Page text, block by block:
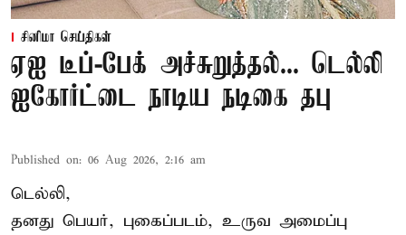
சினிமா செய்திகள்
ஏஐ டீப்-பேக் அச்சுறுத்தல்... டெல்லி
ஐகோர்ட்டை நாடிய நடிகை தபு
Published on: 06 Aug 2026, 2:16 am
டெல்லி,
தனது பெயர், புகைப்படம், உருவ அமைப்பு